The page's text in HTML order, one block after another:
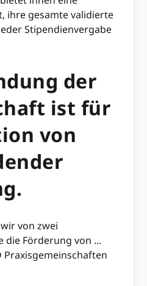
ihre gesamte validierte
Stipendienvergabe
der
ist für
von
von zwei
die Förderung von ...
Praxisgemeinschaften